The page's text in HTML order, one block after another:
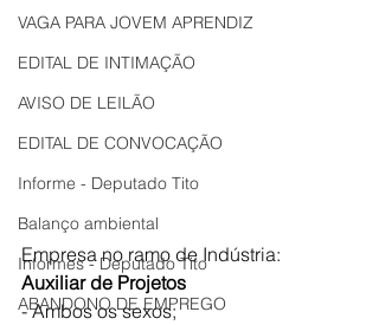
VAGA PARA JOVEM APRENDIZ
EDITAL DE INTIMAÇÃO
AVISO DE LEILÃO
EDITAL DE CONVOCAÇÃO
Informe - Deputado Tito
Balanço ambiental
Informes - Deputado Tito
ABANDONO DE EMPREGO
Empresa no ramo de Indústria:
Auxiliar de Projetos
- Ambos os sexos;